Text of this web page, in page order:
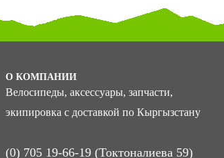
О КОМПАНИИ
Велосипеды, аксессуары, запчасти,
экипировка с доставкой по Кыргызстану
(0) 705 19-66-19 (Токтоналиева 59)